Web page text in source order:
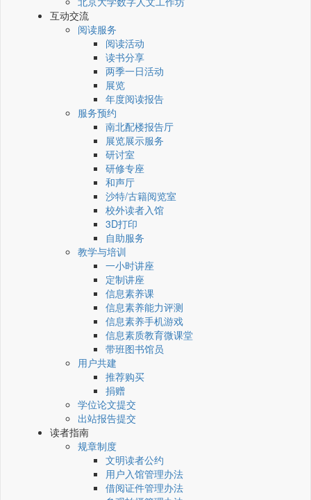
互动交流
阅读服务
阅读活动
读书分享
两季一日活动
展览
年度阅读报告
服务预约
南北配楼报告厅
展览展示服务
研讨室
研修专座
和声厅
沙特/古籍阅览室
校外读者入馆
3D打印
自助服务
教学与培训
一小时讲座
定制讲座
信息素养课
信息素养能力评测
信息素养手机游戏
信息素质教育微课堂
带班图书馆员
用户共建
推荐购买
捐赠
学位论文提交
出站报告提交
读者指南
规章制度
文明读者公约
用户入馆管理办法
借阅证件管理办法